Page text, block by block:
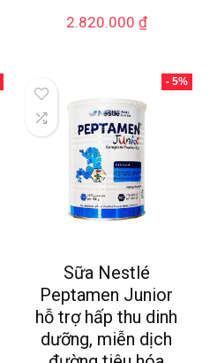
2.820.000 ₫
- 5%
Sữa Nestlé
Peptamen Junior
hỗ trợ hấp thu dinh
dưỡng, miễn dịch